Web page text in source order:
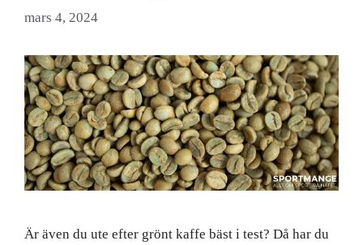
mars 4, 2024
Är även du ute efter grönt kaffe bäst i test? Då har du